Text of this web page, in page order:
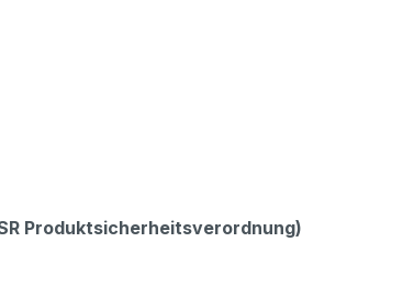
Produktsicherheitsverordnung)